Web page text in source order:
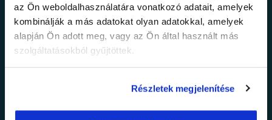
az Ön weboldalhasználatára vonatkozó adatait, amelyek
kombinálják a más adatokat olyan adatokkal, amelyek
alapján Ön adott meg, vagy az Ön által használt más
szolgáltatásokból gyűjtöttek.
Részletek megjelenítése
Értesülj elsőként legújabb tanfolyamainkról,
legfrissebb híreinkről és időszakos
promócióinkról.